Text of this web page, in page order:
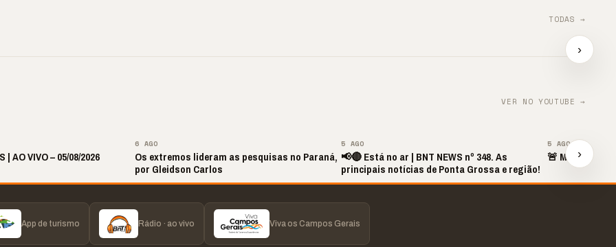
TODAS →
›
VER NO YOUTUBE →
| AO VIVO – 05/08/2026
6 AGO
Os extremos lideram as pesquisas no Paraná,
por Gleidson Carlos
5 AGO
📢🔴 Está no ar | BNT NEWS nº 348. As
principais notícias de Ponta Grossa e região!
5 AGO
🚨 MINUTO
›
App de turismo Rádio · ao vivo Viva os Campos Gerais